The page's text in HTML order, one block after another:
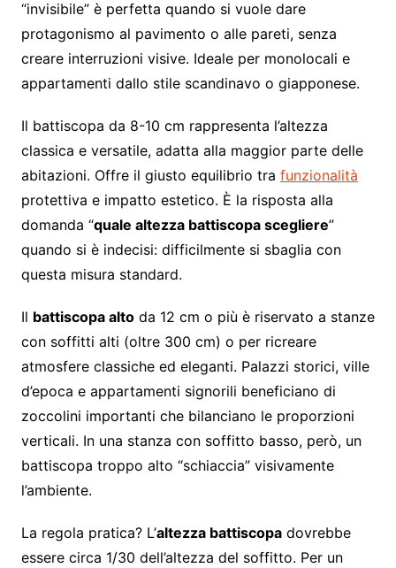
“invisibile” è perfetta quando si vuole dare
protagonismo al pavimento o alle pareti, senza
creare interruzioni visive. Ideale per monolocali e
appartamenti dallo stile scandinavo o giapponese.
Il battiscopa da 8-10 cm rappresenta l’altezza
classica e versatile, adatta alla maggior parte delle
abitazioni. Offre il giusto equilibrio tra funzionalità
protettiva e impatto estetico. È la risposta alla
domanda “quale altezza battiscopa scegliere”
quando si è indecisi: difficilmente si sbaglia con
questa misura standard.
Il battiscopa altoda 12 cm o più è riservato a stanze
con soffitti alti (oltre 300 cm) o per ricreare
atmosfere classiche ed eleganti. Palazzi storici, ville
d’epoca e appartamenti signorili beneficiano di
zoccolini importanti che bilanciano le proporzioni
verticali. In una stanza con soffitto basso, però, un
battiscopa troppo alto “schiaccia” visivamente
l’ambiente.
La regola pratica? L’altezza battiscopadovrebbe
essere circa 1/30 dell’altezza del soffitto. Per un